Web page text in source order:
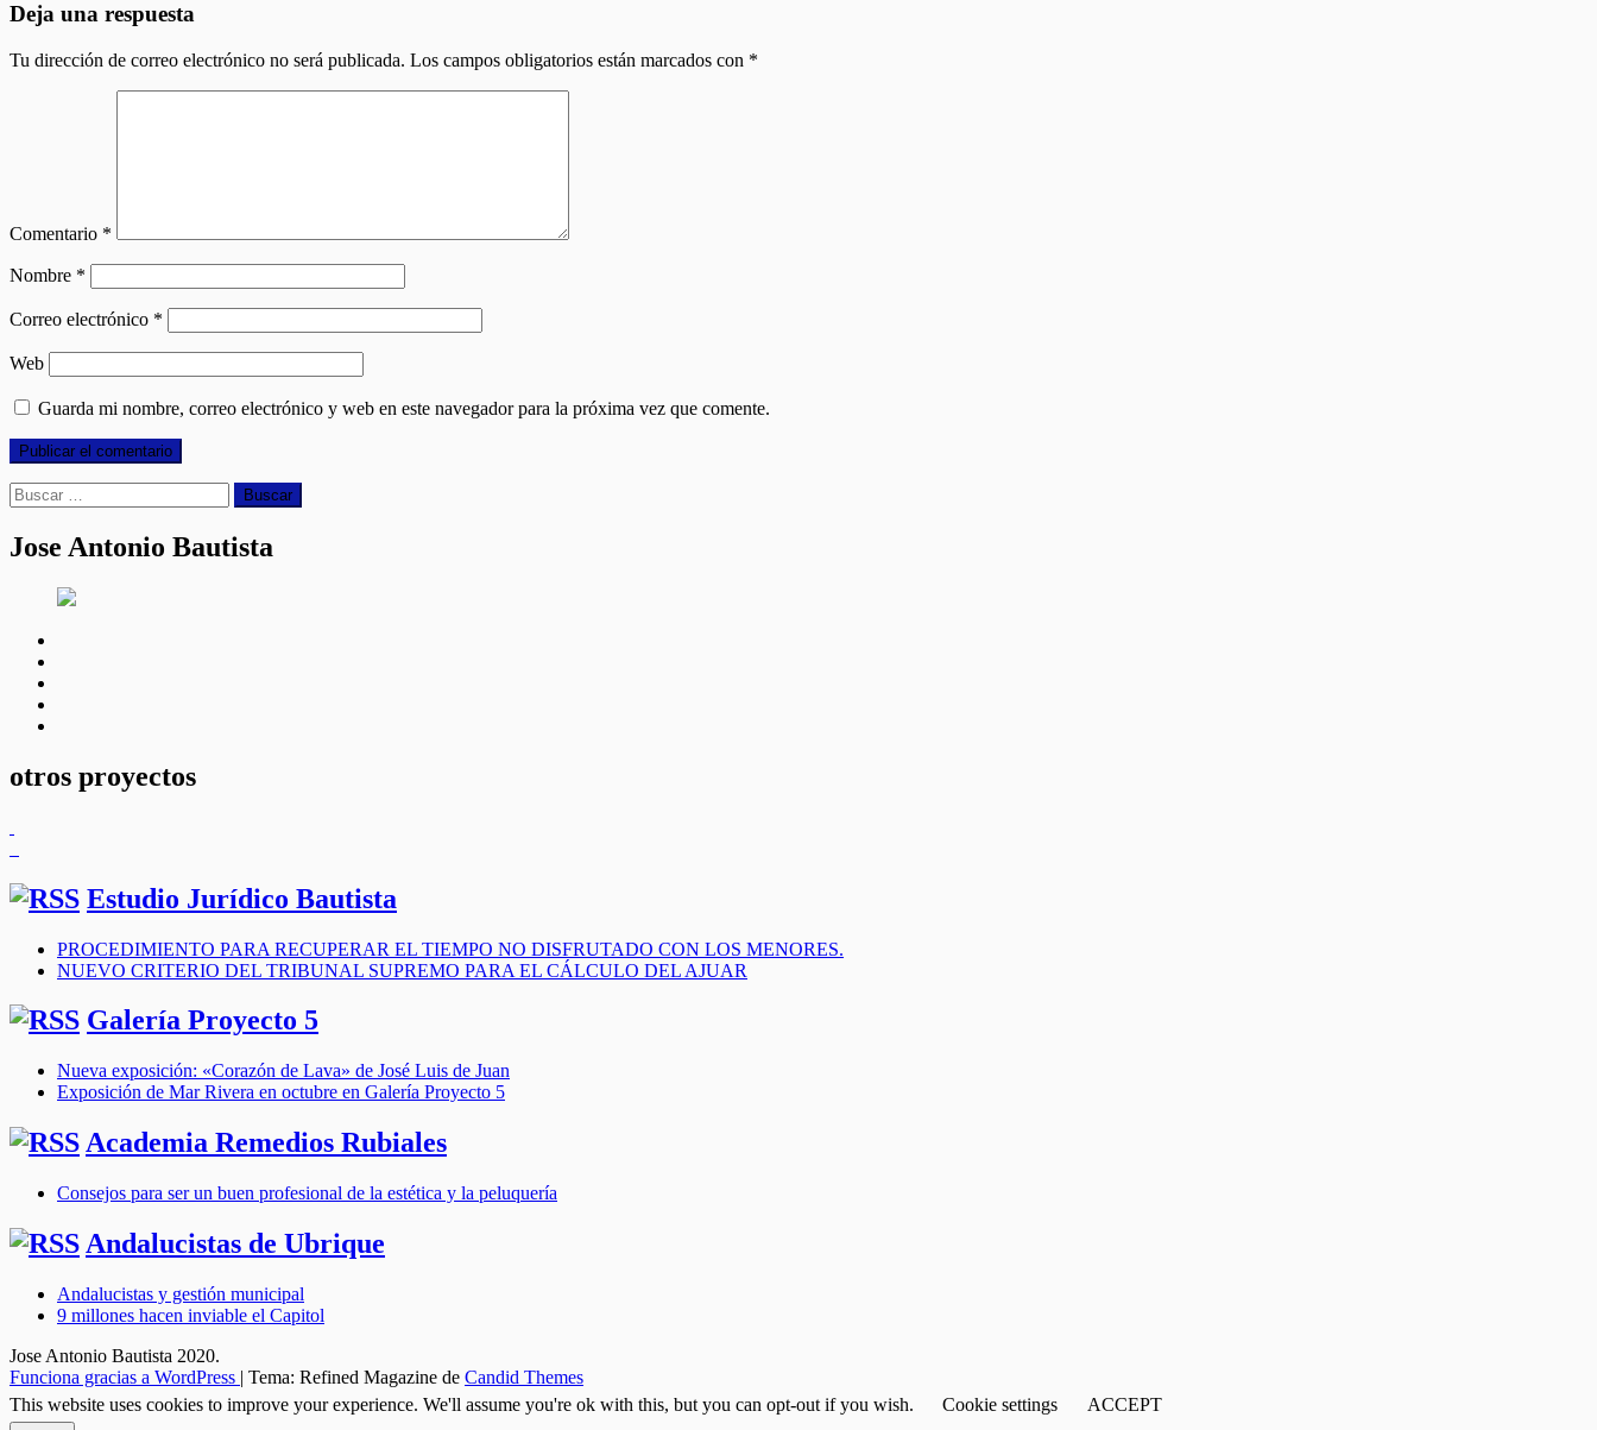
Deja una respuesta
Tu dirección de correo electrónico no será publicada. Los campos obligatorios están marcados con *
Comentario *
Nombre *
Correo electrónico *
Web
Guarda mi nombre, correo electrónico y web en este navegador para la próxima vez que comente.
Buscar:
Jose Antonio Bautista
otros proyectos
Estudio Jurídico Bautista
PROCEDIMIENTO PARA RECUPERAR EL TIEMPO NO DISFRUTADO CON LOS MENORES.
NUEVO CRITERIO DEL TRIBUNAL SUPREMO PARA EL CÁLCULO DEL AJUAR
Galería Proyecto 5
Nueva exposición: «Corazón de Lava» de José Luis de Juan
Exposición de Mar Rivera en octubre en Galería Proyecto 5
Academia Remedios Rubiales
Consejos para ser un buen profesional de la estética y la peluquería
Andalucistas de Ubrique
Andalucistas y gestión municipal
9 millones hacen inviable el Capitol
Jose Antonio Bautista 2020.
Funciona gracias a WordPress | Tema: Refined Magazine de Candid Themes
This website uses cookies to improve your experience. We'll assume you're ok with this, but you can opt-out if you wish.
Cookie settings ACCEPT